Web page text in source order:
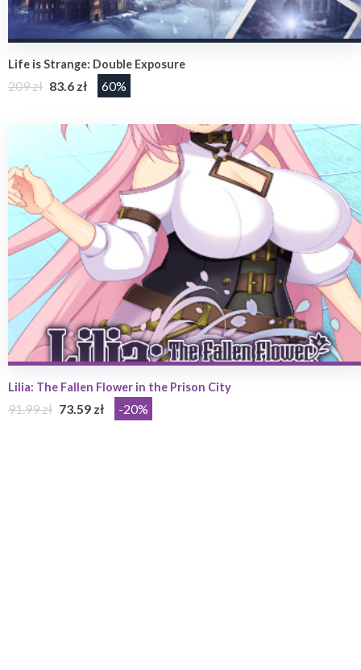
Life is Strange: Double Exposure
209 zł 83.6 zł 60%
Lilia: The Fallen Flower in the Prison City
91.99 zł 73.59 zł -20%